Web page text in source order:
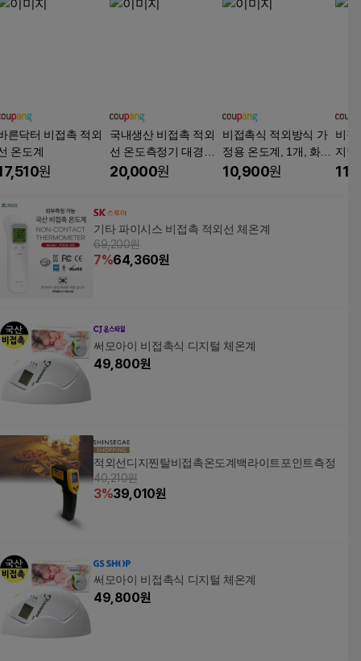
른닥터 비접촉 적외
온도계
원
국내생산 비접촉 적외
선 온도측정기 대경테
크 발열체크 1초측정
20,000원
비접촉식 적외방식 가
정용 온도계, 1개, 화이
트
10,900원
비접
지털
계
기타 파이시스 비접촉 적외선 체온계
69,200원
7%64,360원
써모아이 비접촉식 디지털 체온계
49,800원
적외선디지찐탈비접촉온도계백라이트포인트측정
40,210원
3%39,010원
써모아이 비접촉식 디지털 체온계
49,800원